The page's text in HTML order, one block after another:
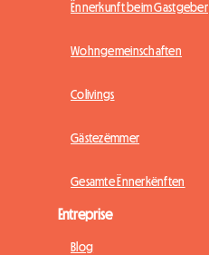
Ënnerkunft beim Gastgeber
Wohngemeinschaften
Colivings
Gästezëmmer
Gesamte Ënnerkënften
Entreprise
Blog